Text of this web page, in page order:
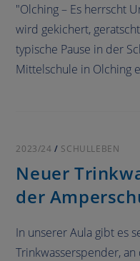
"Olching – Es herrscht
wird gekichert,
typische Pause in der
Mittelschule in Olching
2023/24 / SCHULLEBEN
Neuer
der
In unserer Aula gibt es
Trinkwasserspender,